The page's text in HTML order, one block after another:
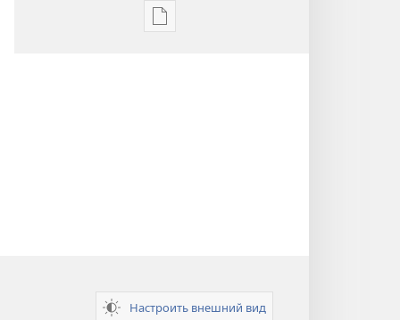
Варианты
Настроить внешний вид